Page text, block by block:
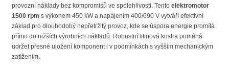
provozní náklady bez kompromisů ve spolehlivosti. Tento elektromotor
1500 rpm s výkonem 450 kW a napájením 400/690 V vytváří efektivní
základ pro dlouhodobý nepřetržitý provoz, kde se úspora energie promítá
přímo do nižších výrobních nákladů. Robustní litinová kostra pomáhá
udržet přesné uložení komponent i v podmínkách s vyšším mechanickým
zatížením.